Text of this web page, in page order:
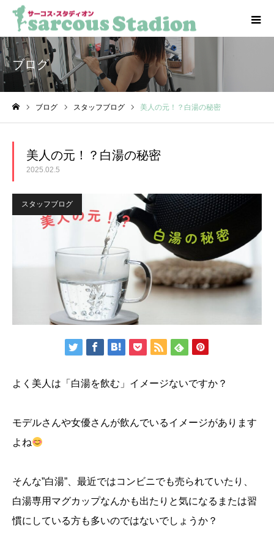
ブログ
ブログ スタッフブログ 美人の元！？白湯の秘密
美人の元！？白湯の秘密
2025.02.5
スタッフブログ
よく美人は「白湯を飲む」イメージないですか？
モデルさんや女優さんが飲んでいるイメージがあります
よね
そんな”白湯”、最近ではコンビニでも売られていたり、
白湯専用マグカップなんかも出たりと気になるまたは習
慣にしている方も多いのではないでしょうか？